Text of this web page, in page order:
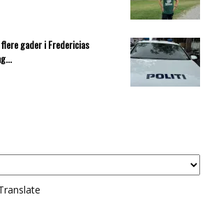
gader i Fredericias